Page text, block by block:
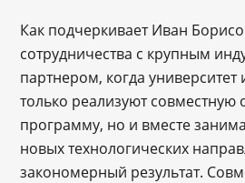
Как подчеркивает Иван
сотрудничества с крупным
партнером, когда
только реализуют совместную
программу, но и вместе
новых технологических
закономерный результат.